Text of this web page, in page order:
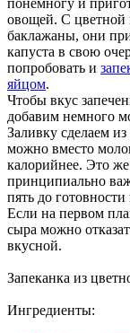
овощей. С цветной
баклажаны, они
капуста в свою
попробовать и
яйцом.
Чтобы вкус
добавим немного
Заливку сделаем
можно вместо
калорийнее. Это
принципиально
пять до
Если на первом
сыра можно
вкусной.
Запеканка из
Ингредиенты: